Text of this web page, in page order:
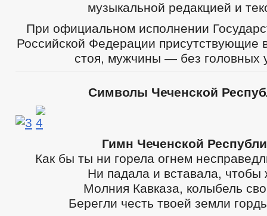
музыкальной редакцией и
При официальном исполнении
Российской Федерации присутствующие
стоя, мужчины — без головных
Символы Чеченской
Гимн Чеченской
Как бы ты ни горела огнем
Ни падала и вставала, чтобы
Молния Кавказа, колыбель
Берегли честь твоей земли